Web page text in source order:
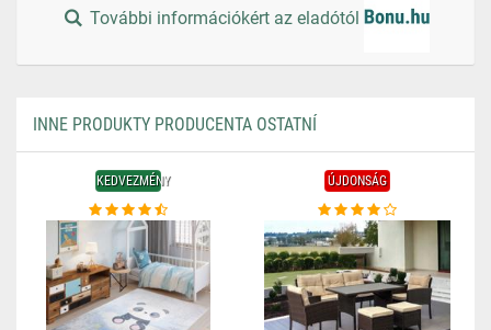
További információkért az eladótól
INNE PRODUKTY PRODUCENTA OSTATNÍ
KEDVEZMÉNY ÚJDONSÁG